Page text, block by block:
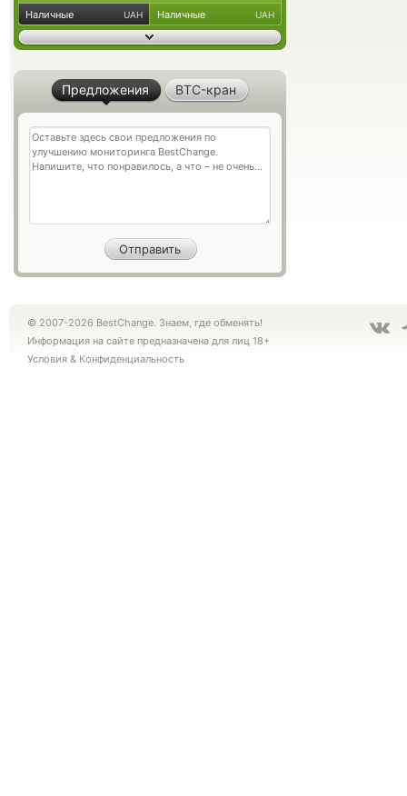
Наличные UAH Наличные UAH
Предложения BTC-кран
© 2007-2026 BestChange. Знаем, где обменять!
Информация на сайте предназначена для лиц 18+
Условия & Конфиденциальность